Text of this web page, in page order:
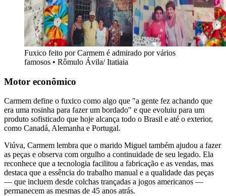
Fuxico feito por Carmem é admirado por vários
famosos • Rômulo Ávila/ Itatiaia
Motor econômico
Carmem define o fuxico como algo que "a gente fez achando que
era uma rosinha para fazer um bordado" e que evoluiu para um
produto sofisticado que hoje alcança todo o Brasil e até o exterior,
como Canadá, Alemanha e Portugal.
Viúva, Carmem lembra que o marido Miguel também ajudou a fazer
as peças e observa com orgulho a continuidade de seu legado. Ela
reconhece que a tecnologia facilitou a fabricação e as vendas, mas
destaca que a essência do trabalho manual e a qualidade das peças
— que incluem desde colchas trançadas a jogos americanos —
permanecem as mesmas de 45 anos atrás.